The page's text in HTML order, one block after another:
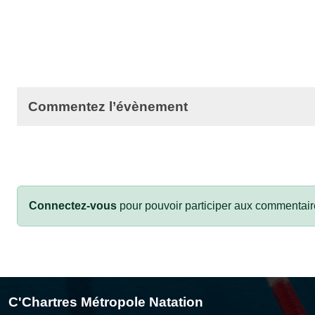
Commentez l’évènement
Connectez-vous pour pouvoir participer aux
C'Chartres Métropole Natation